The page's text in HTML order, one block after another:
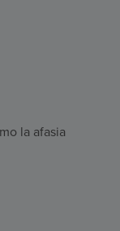
la afasia